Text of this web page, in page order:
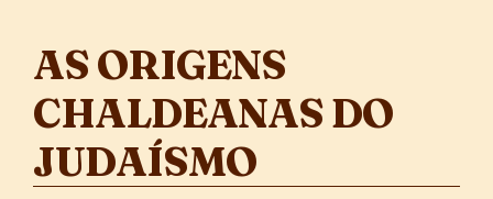
AS ORIGENS
CHALDEANAS DO
JUDAÍSMO